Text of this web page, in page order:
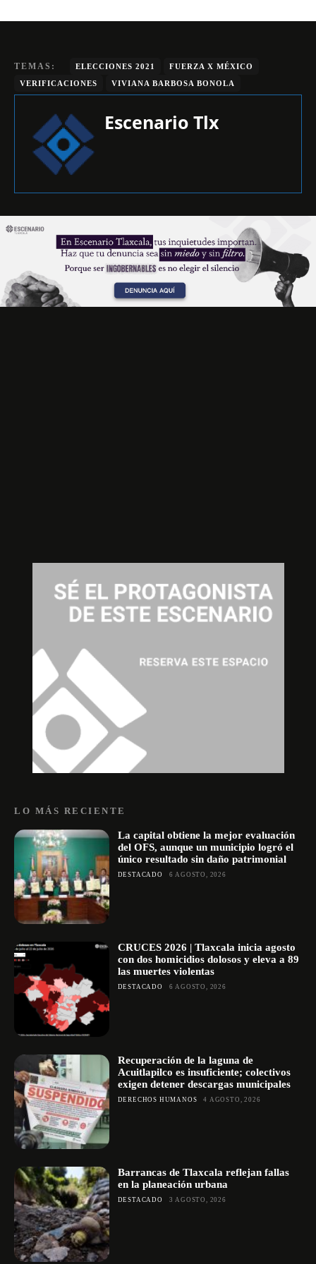
TEMAS: ELECCIONES 2021
FUERZA X MÉXICO
VERIFICACIONES
VIVIANA BARBOSA BONOLA
Escenario Tlx
LO MÁS RECIENTE
La capital obtiene la mejor evaluación
del OFS, aunque un municipio logró el
único resultado sin daño patrimonial
DESTACADO 6 AGOSTO, 2026
CRUCES 2026 | Tlaxcala inicia agosto
con dos homicidios dolosos y eleva a 89
las muertes violentas
DESTACADO 6 AGOSTO, 2026
Recuperación de la laguna de
Acuitlapilco es insuficiente; colectivos
exigen detener descargas municipales
DERECHOS HUMANOS 4 AGOSTO, 2026
Barrancas de Tlaxcala reflejan fallas
en la planeación urbana
DESTACADO 3 AGOSTO, 2026